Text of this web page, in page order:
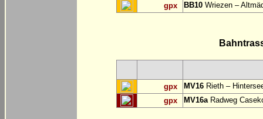
gpx BB10 Wriezen –
gpx MV16 Rieth –
gpx
MV16aRadweg